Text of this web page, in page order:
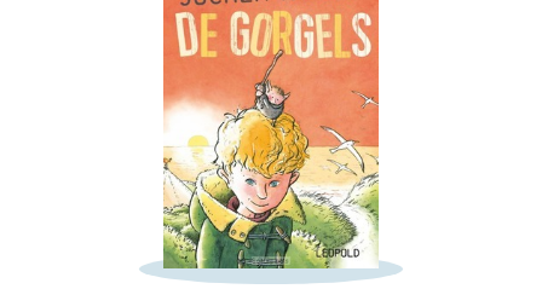
Schrijf hieronder je review!